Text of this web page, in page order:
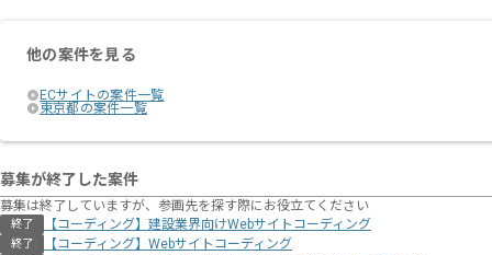
他の案件を見る
ECサイトの案件一覧
東京都の案件一覧
募集が終了した案件
募集は終了していますが、参画先を探す際にお役立てください
終了 【コーディング】建設業界向けWebサイトコーディング
終了 【コーディング】Webサイトコーディング